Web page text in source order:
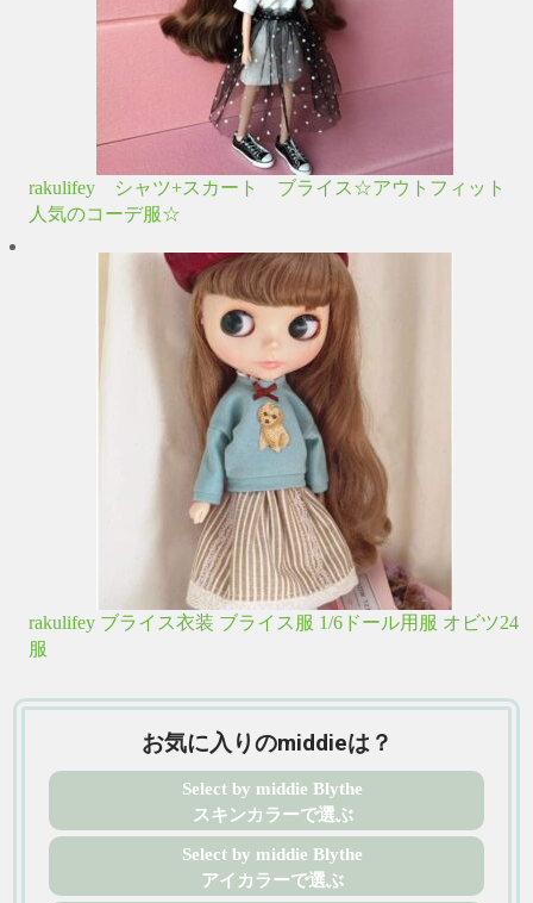
rakulifey シャツ+スカート ブライス☆アウトフィット
人気のコーデ服☆
rakulifey ブライス衣装 ブライス服 1/6ドール用服 オビツ24
服
お気に入りのmiddieは？
Select by middie Blythe
スキンカラーで選ぶ
Select by middie Blythe
アイカラーで選ぶ